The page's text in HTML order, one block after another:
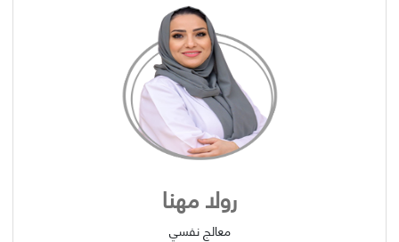
رولا مهنا
معالج نفسي